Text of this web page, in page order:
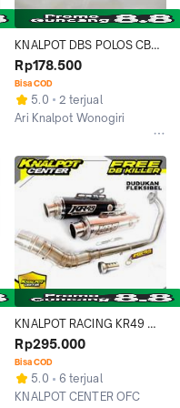
KNALPOT DBS POLOS CBR
TIGER CB150R GL SATRIA
FU FI VERZA MEGA PRO
Rp178.500
Bisa COD
5.0
2 terjual
Ari Knalpot Wonogiri
KNALPOT RACING KR49
ORI DBS VIXION SATRIA FU
R15 V2 V3 CB150 CBR150
JUPITER MX KING SONIC
GSX GTR MEGAPRO TIGER
Rp295.000
Bisa COD
5.0
6 terjual
KNALPOT CENTER OFC